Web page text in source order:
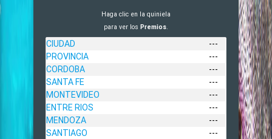
Haga clic en la quiniela
para ver los Premios.
CIUDAD
---
PROVINCIA
---
CORDOBA
---
SANTA FE
---
MONTEVIDEO
---
ENTRE RIOS
---
MENDOZA
---
SANTIAGO
---